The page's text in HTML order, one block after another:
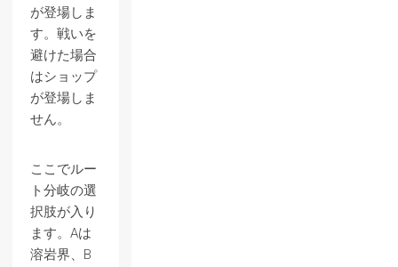
が登場しま
す。戦いを
避けた場合
はショップ
が登場しま
せん。
ここでルー
ト分岐の選
択肢が入り
ます。Aは
溶岩界、B